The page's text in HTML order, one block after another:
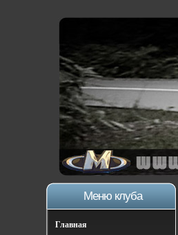
Меню клуба
Главная